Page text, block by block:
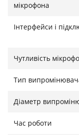
лише 330 г, що
акумулятор
microUSB.
мікрофона
Інтерфейси і
Чутливість
Тип
Діаметр
Час роботи